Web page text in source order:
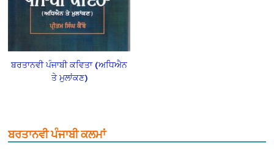
ਬਰਤਾਨਵੀ ਪੰਜਾਬੀ ਕਵਿਤਾ (ਅਧਿਐਨ
ਤੇ ਮੁਲਾਂਕਣ)
ਬਰਤਾਨਵੀ ਪੰਜਾਬੀ ਕਲਮਾਂ